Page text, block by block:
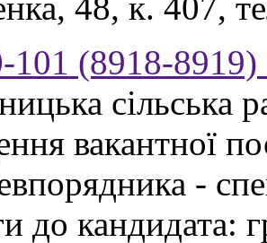
(8918-8919)
сільська
вакантної
-
до кандидата: